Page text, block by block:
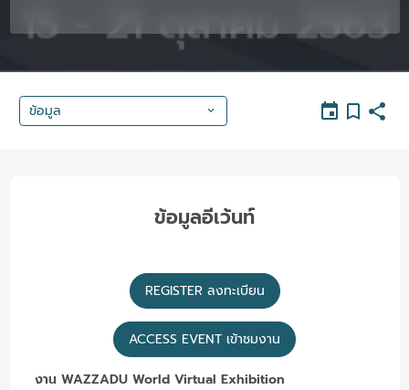
ข้อมูล
ข้อมูลอีเว้นท์
REGISTER ลงทะเบียน
ACCESS EVENT เข้าชมงาน
งาน WAZZADU World Virtual Exhibition